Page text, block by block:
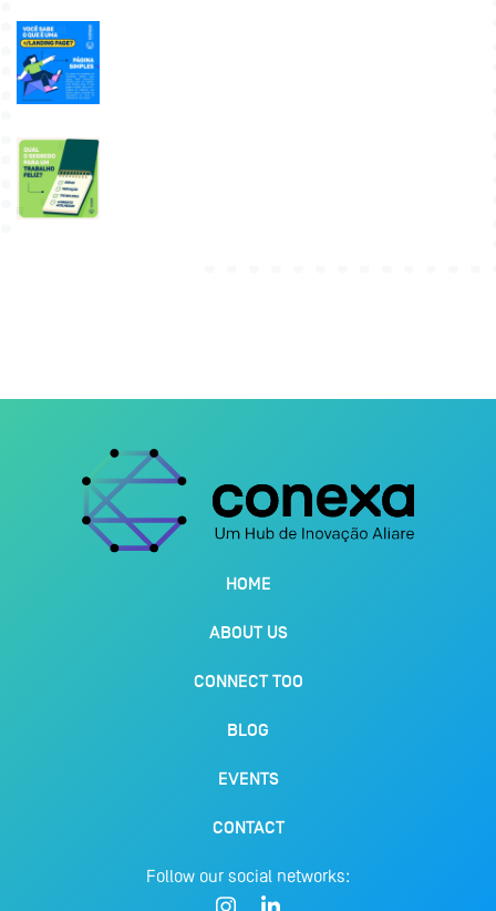
HOME
ABOUT US
CONNECT TOO
BLOG
EVENTS
CONTACT
Follow our social networks: